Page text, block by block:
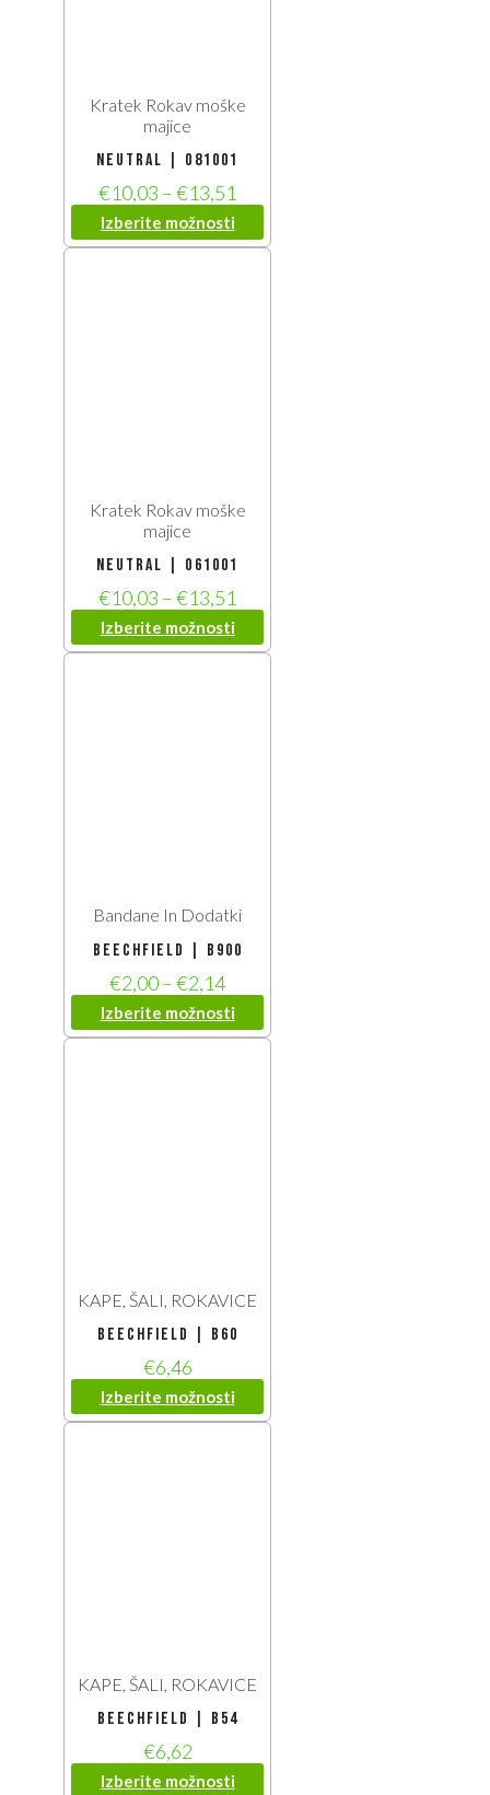
Kratek Rokav moške
majice
Neutral | O81001
€10,03 –€13,51
Izberite možnosti
Kratek Rokav moške
majice
Neutral | O61001
€10,03 –€13,51
Izberite možnosti
Bandane In Dodatki
Beechfield | B900
€2,00–€2,14
Izberite možnosti
KAPE, ŠALI, ROKAVICE
Beechfield | B60
€6,46
Izberite možnosti
KAPE, ŠALI, ROKAVICE
Beechfield | B54
€6,62
Izberite možnosti